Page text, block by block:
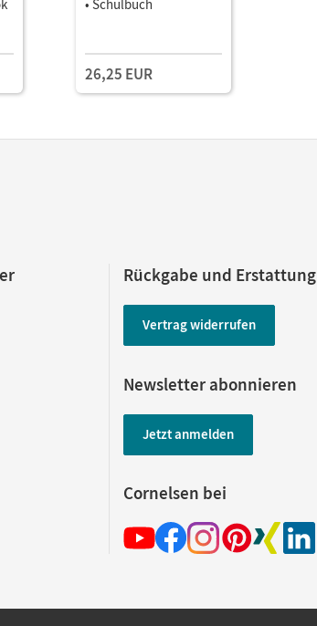
• Schulbuch
26,25 EUR
Rückgabe und Erstattung
Vertrag widerrufen
Newsletter abonnieren
Jetzt anmelden
Cornelsen bei